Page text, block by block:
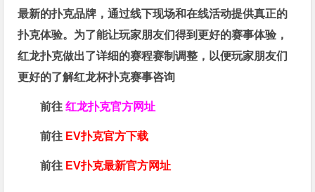
最新的扑克品牌，通过线下现场和在线活动提供真正的
扑克体验。为了能让玩家朋友们得到更好的赛事体验，
红龙扑克做出了详细的赛程赛制调整，以便玩家朋友们
更好的了解红龙杯扑克赛事咨询
前往红龙扑克官方网址
前往 EV扑克官方下载
前往 EV扑克最新官方网址